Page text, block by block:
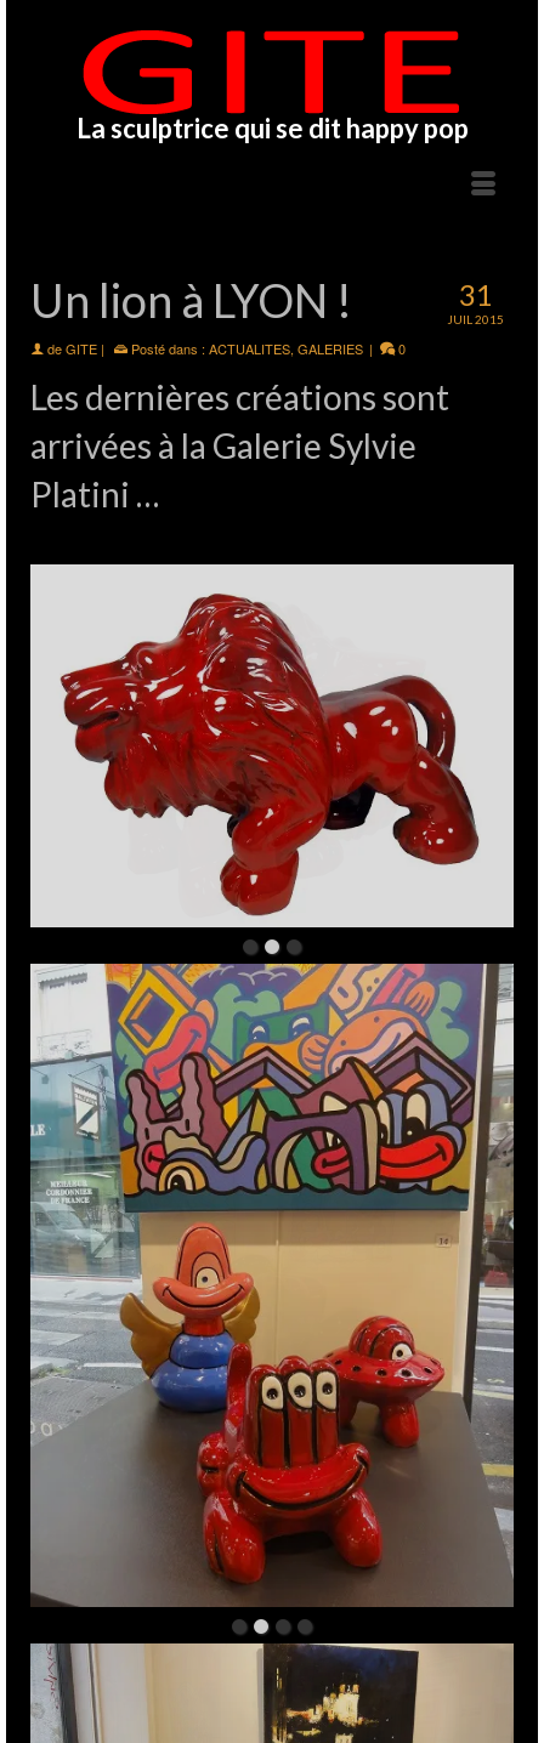
La sculptrice qui se dit happy pop
31
JUIL 2015
Un lion à LYON !
deGITE | Posté dans : ACTUALITES, GALERIES | 0
Les dernières créations sont
arrivées à la Galerie Sylvie
Platini …